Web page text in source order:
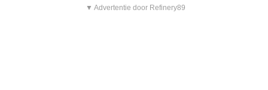
▼ Advertentie door Refinery89